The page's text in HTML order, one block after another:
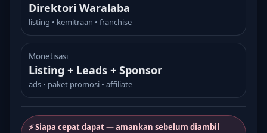
Direktori Waralaba
listing • kemitraan • franchise
Monetisasi
Listing + Leads + Sponsor
ads • paket promosi • affiliate
⚡ Siapa cepat dapat — amankan sebelum diambil